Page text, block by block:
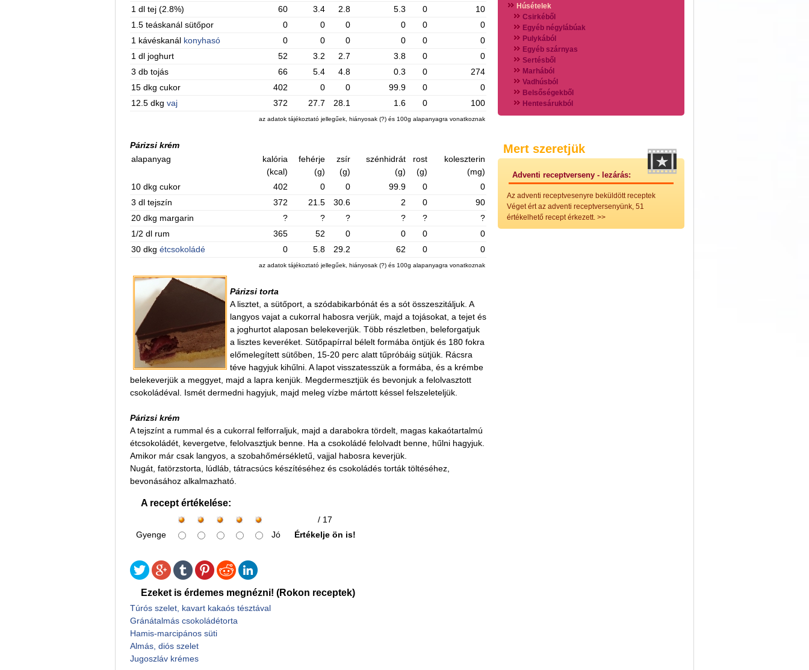
1 dl tej (2.8%)
60 3.4 2.8 5.3 0
10
1.5 teáskanál sütőpor
0 0 0 0 0
0
1 kávéskanál konyhasó 0 0 0 0 0
0
1 dl joghurt
52 3.2 2.7 3.8 0
0
3 db tojás
66 5.4 4.8 0.3 0
274
15 dkg cukor
402 0 0 99.9 0
0
12.5 dkg vaj 372 27.7 28.1 1.6 0 100
az adatok tájékoztató jellegűek, hiányosak (?) és 100g alapanyagra vonatkoznak
Párizsi krém
alapanyag
kalória
(kcal)
fehérje
(g)
zsír
(g)
szénhidrát
(g)
rost
(g)
koleszterin
(mg)
10 dkg cukor
402 0 0 99.9 0
0
3 dl tejszín
372 21.5 30.6 2 0
90
20 dkg margarin
? ? ? ? ?
?
1/2 dl rum
365 52 0 0 0
0
30 dkg étcsokoládé 0 5.8 29.2 62 0 0
az adatok tájékoztató jellegűek, hiányosak (?) és 100g alapanyagra vonatkoznak
Párizsi torta
A lisztet, a sütőport, a szódabikarbónát és a sót összeszitáljuk. A
langyos vajat a cukorral habosra verjük, majd a tojásokat, a tejet és
a joghurtot alaposan belekeverjük. Több részletben, beleforgatjuk
a lisztes keveréket. Sütőpapírral bélelt formába öntjük és 180 fokra
előmelegített sütőben, 15-20 perc alatt tűpróbáig sütjük. Rácsra
téve hagyjuk kihűlni. A lapot visszatesszük a formába, és a krémbe
belekeverjük a meggyet, majd a lapra kenjük. Megdermesztjük és bevonjuk a felolvasztott
csokoládéval. Ismét dermedni hagyjuk, majd meleg vízbe mártott késsel felszeleteljük.
Párizsi krém
A tejszínt a rummal és a cukorral felforraljuk, majd a darabokra tördelt, magas kakaótartalmú
étcsokoládét, kevergetve, felolvasztjuk benne. Ha a csokoládé felolvadt benne, hűlni hagyjuk.
Amikor már csak langyos, a szobahőmérsékletű, vajjal habosra keverjük.
Nugát, fatörzstorta, lúdláb, tátracsúcs készítéséhez és csokoládés torták töltéséhez,
bevonásához alkalmazható.
A recept értékelése:
/ 17
Gyenge
Jó Értékelje ön is!
Ezeket is érdemes megnézni! (Rokon receptek)
Túrós szelet, kavart kakaós tésztával
Gránátalmás csokoládétorta
Hamis-marcipános süti
Almás, diós szelet
Jugoszláv krémes
Húsételek
Csirkéből
Egyéb négylábúak
Pulykából
Egyéb szárnyas
Sertésből
Marhából
Vadhúsból
Belsőségekből
Hentesárukból
Vadszárnyasokból
Halak
Hidegvérűek
Klasszikus főzelékek
Zöldséges ételek
Saláták
Hidegkonyhai készítmények
Mert szeretjük
Adventi receptverseny - lezárás:
Az adventi receptvesenyre beküldött receptek
Véget ért az adventi receptversenyünk, 51
értékelhető recept érkezett.>>